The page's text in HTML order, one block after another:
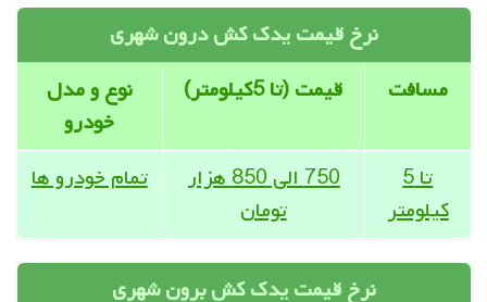
نرخ قیمت یدک کش درون شهری
مسافت
قیمت (تا 5کیلومتر)
نوع و مدل
خودرو
تا 5
کیلومتر
750 الی 850 هزار
تومان
تمام خودرو ها
نرخ قیمت یدک کش برون شهری